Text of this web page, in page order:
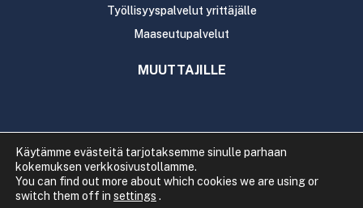
Työllisyyspalvelut yrittäjälle
Maaseutupalvelut
MUUTTAJILLE
Copyright 2020 Rautavaaran kunta
TietosuojaSaavutettavuus
Käytämme evästeitä tarjotaksemme sinulle parhaan
kokemuksen verkkosivustollamme.
You can find out more about which cookies we are using or
switch them off in settings .